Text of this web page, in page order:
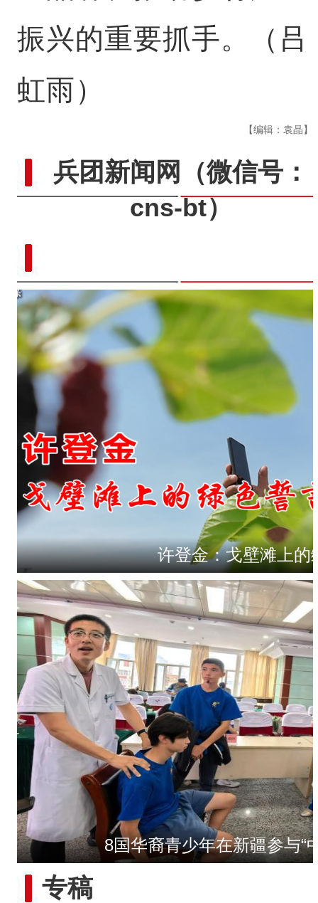
振兴的重要抓手。（吕
虹雨）
【编辑：袁晶】
兵团新闻网
（微信号：
cns-bt）
许登金：戈壁滩上的
【与你为邻】俄罗斯教授：
8国华裔青少年在新疆参与“
专稿